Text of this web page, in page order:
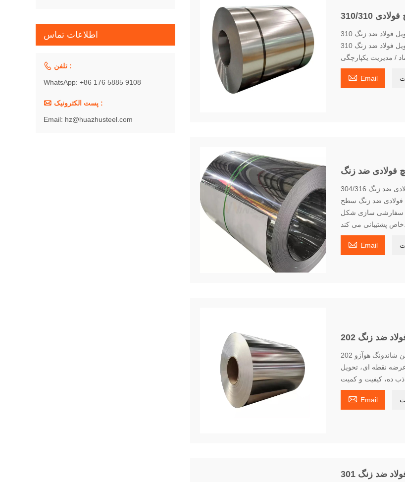
تولید کننده کویل فولاد ضد زنگ 310s - سالها تجربه تولید و بازاریابی، کیفیت عالی، شهرت بالا،
معیار صنعت شرکت کویل فولاد ضد زنگ 310s عرضه چند ساله / موجودی بزرگ / کیفیت قابل
 Email
این شرکت عمدتا رول های فولادی ضد زنگ 304/316L/321/310S و مواد دیگر را می فروشد. رول
و سفارشی سازی شکل
 Email
ضد زنگ 202
شاندونگ هوآژو
نقطه ای، تحویل
 Email
ضد زنگ 301
اطلاعات تماس
 تلفن :
WhatsApp: +86 176 5885 9108
 پست الکترونیک :
Email: hz@huazhusteel.com